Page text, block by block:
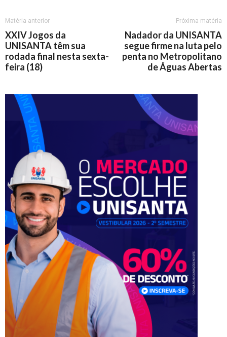
Matéria anterior
XXIV Jogos da
UNISANTA têm sua
rodada final nesta sexta-
feira (18)
Próxima matéria
Nadador da UNISANTA
segue firme na luta pelo
penta no Metropolitano
de Águas Abertas